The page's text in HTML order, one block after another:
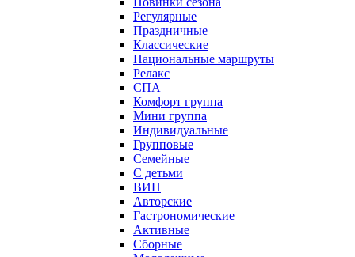
Регулярные
Праздничные
Классические
Национальные маршруты
Релакс
СПА
Комфорт группа
Мини группа
Индивидуальные
Групповые
Семейные
С детьми
ВИП
Авторские
Гастрономические
Активные
Сборные